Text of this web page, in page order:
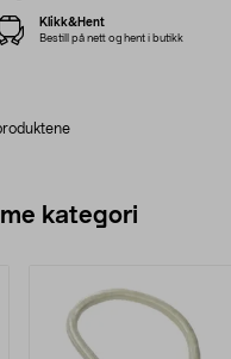
Klikk&Hent
Bestill på nett og hent i butikk
kategori